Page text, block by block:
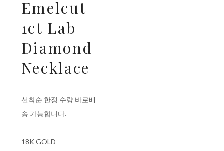
Emelcut
1ct Lab
Diamond
Necklace
선착순 한정 수량 바로배
송 가능합니다.
18K GOLD